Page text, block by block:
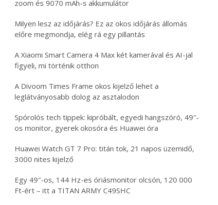
zoom és 9070 mAh-s akkumulátor
Milyen lesz az időjárás? Ez az okos időjárás állomás
előre megmondja, elég rá egy pillantás
A Xiaomi Smart Camera 4 Max két kamerával és AI-jal
figyeli, mi történik otthon
A Divoom Times Frame okos kijelző lehet a
leglátványosabb dolog az asztalodon
Spórolós tech tippek: kipróbált, egyedi hangszóró, 49″-
os monitor, gyerek okosóra és Huawei óra
Huawei Watch GT 7 Pro: titán tok, 21 napos üzemidő,
3000 nites kijelző
Egy 49″-os, 144 Hz-es óriásmonitor olcsón, 120 000
Ft-ért – itt a TITAN ARMY C49SHC